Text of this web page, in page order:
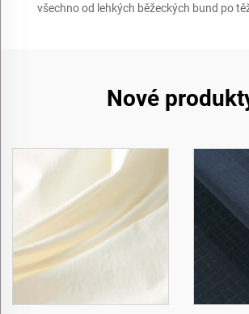
všechno od lehkých běžeckých bund po
Nové